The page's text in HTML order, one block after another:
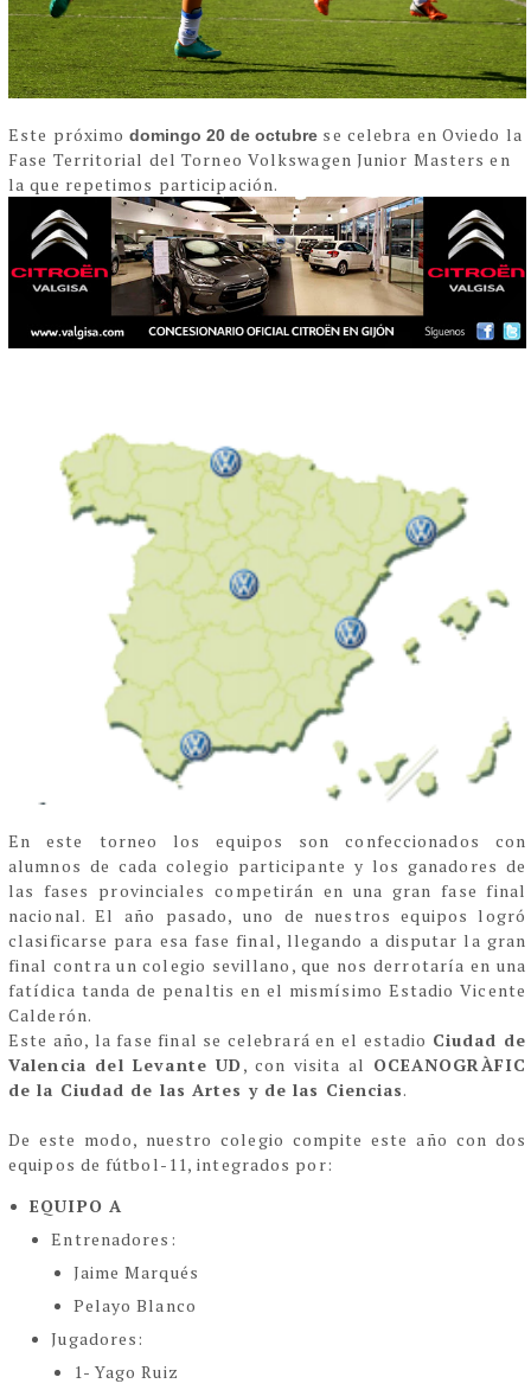
Este próximodomingo 20 de octubre se celebra en Oviedo la
Fase Territorial del Torneo Volkswagen Junior Masters en
la que repetimos participación.
En este torneo los equipos son confeccionados con
alumnos de cada colegio participante y los ganadores de
las fases provinciales competirán en una gran fase final
nacional. El año pasado, uno de nuestros equipos logró
clasificarse para esa fase final, llegando a disputar la gran
final contra un colegio sevillano, que nos derrotaría en una
fatídica tanda de penaltis en el mismísimo Estadio Vicente
Calderón.
Este año, la fase final se celebrará en el estadio Ciudad de
Valencia del Levante UD, con visita al OCEANOGRÀFIC
de la Ciudad de las Artes y de las Ciencias.
De este modo, nuestro colegio compite este año con dos
equipos de fútbol-11, integrados por:
EQUIPO A
Entrenadores:
Jaime Marqués
Pelayo Blanco
Jugadores:
1- Yago Ruiz